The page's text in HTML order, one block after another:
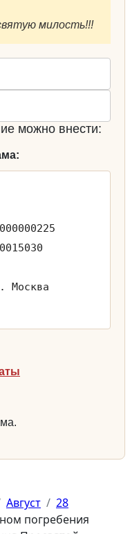
милость!!!
можно внести:
Москва
Август
28
погребения